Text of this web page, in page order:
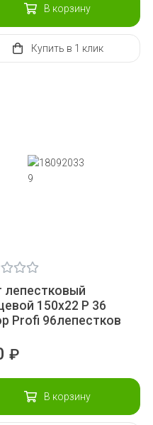
В корзину
Купить в 1 клик
лепестковый
150х22 Р 36
Profi 96лепестков
₽
В корзину